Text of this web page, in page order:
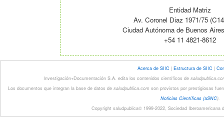
Entidad Matriz
Av. Coronel Diaz 1971/75
Ciudad Autónoma de Buenos
+54 11 4821-8612
Acerca de SIIC | Estructura de SIIC |
Investigación+Documentación S.A. edita los contenidos científicos de
Los documentos que integran la base de datos de saludpublica.com son provistos por prestigiosas
Noticias Científicas (aSNC).
Copyright saludpublica© 1999-2022, Sociedad